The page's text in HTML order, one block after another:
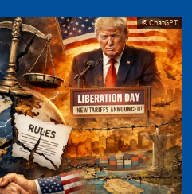
© ChatGPT